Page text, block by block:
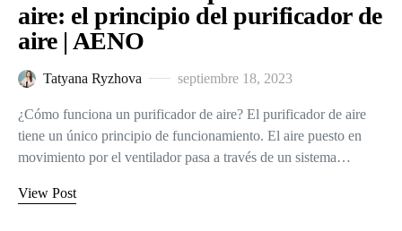
aire: el principio del purificador de
aire | AENO
Tatyana Ryzhova septiembre 18, 2023
¿Cómo funciona un purificador de aire? El purificador de aire
tiene un único principio de funcionamiento. El aire puesto en
movimiento por el ventilador pasa a través de un sistema…
View Post